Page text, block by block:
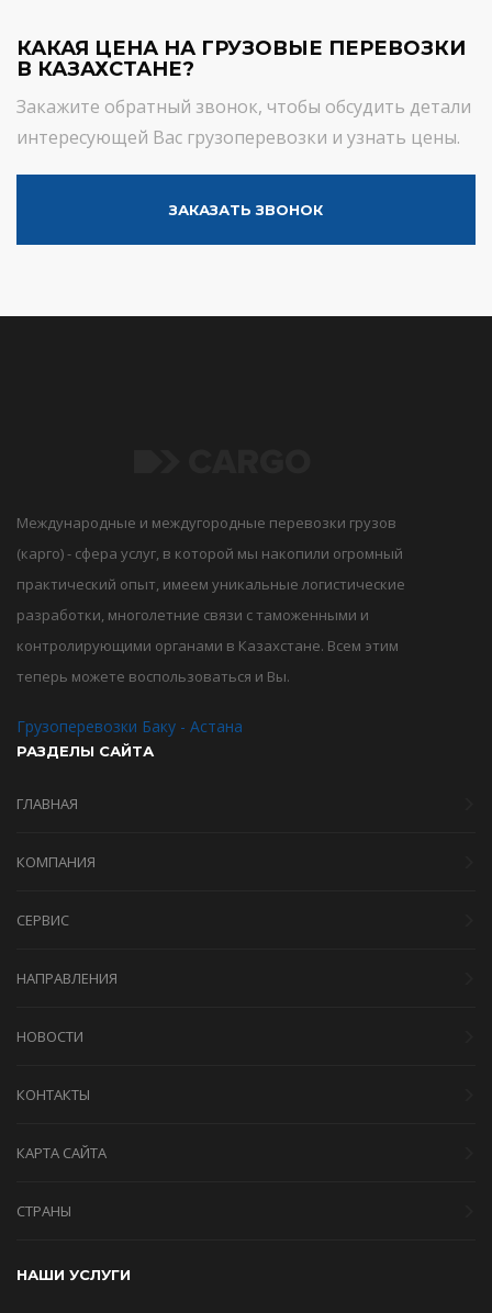
КАКАЯ ЦЕНА НА ГРУЗОВЫЕ ПЕРЕВОЗКИ
В КАЗАХСТАНЕ?
Закажите обратный звонок, чтобы обсудить детали
интересующей Вас грузоперевозки и узнать цены.
ЗАКАЗАТЬ ЗВОНОК
Международные и междугородные перевозки грузов
(карго) - сфера услуг, в которой мы накопили огромный
практический опыт, имеем уникальные логистические
разработки, многолетние связи с таможенными и
контролирующими органами в Казахстане. Всем этим
теперь можете воспользоваться и Вы.
Грузоперевозки Баку - Астана
РАЗДЕЛЫ САЙТА
ГЛАВНАЯ
КОМПАНИЯ
СЕРВИС
НАПРАВЛЕНИЯ
НОВОСТИ
КОНТАКТЫ
КАРТА САЙТА
СТРАНЫ
НАШИ УСЛУГИ